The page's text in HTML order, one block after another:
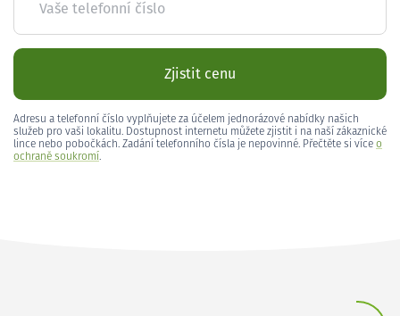
Vaše telefonní číslo
Zjistit cenu
Adresu a telefonní číslo vyplňujete za účelem jednorázové nabídky našich
služeb pro vaši lokalitu. Dostupnost internetu můžete zjistit i na naší zákaznické
lince nebo pobočkách. Zadání telefonního čísla je nepovinné. Přečtěte si více o
ochraně soukromí.